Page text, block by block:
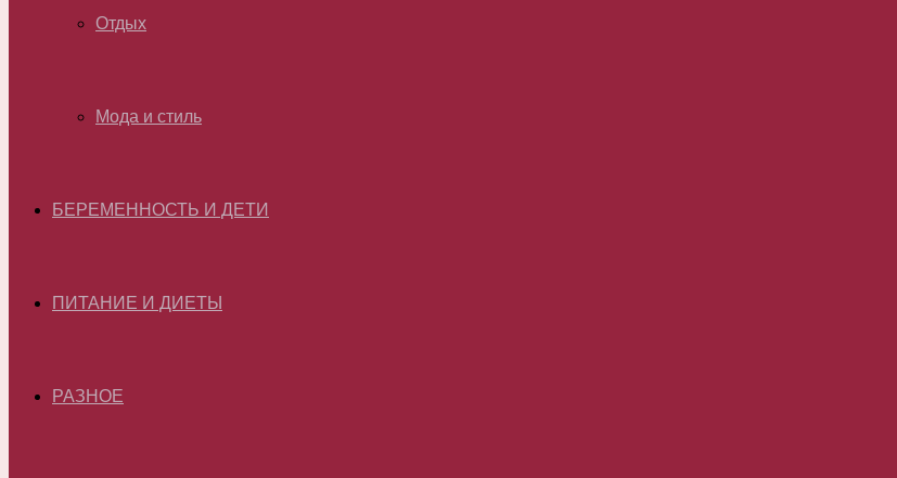
Отдых
Мода и стиль
БЕРЕМЕННОСТЬ И ДЕТИ
ПИТАНИЕ И ДИЕТЫ
РАЗНОЕ